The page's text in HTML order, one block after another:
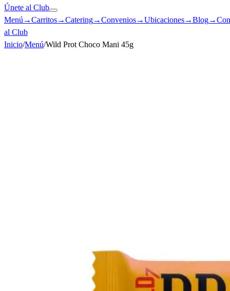
Únete al Club
Menú →Carritos→Catering→Convenios→Ubicaciones→Blog→
al Club
Inicio/Menú/Wild Prot Choco Mani 45g